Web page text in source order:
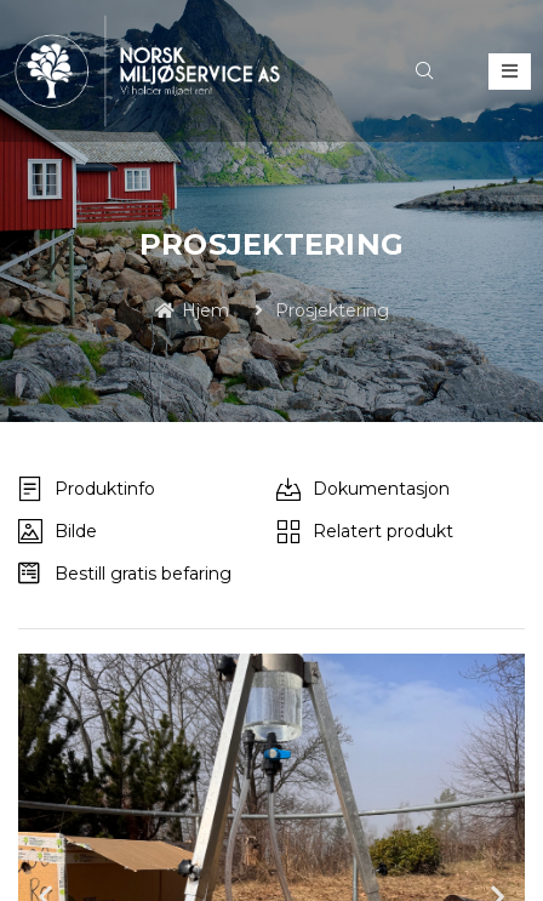
PROSJEKTERING
Hjem Prosjektering
Produktinfo
Dokumentasjon
Bilde
Relatert produkt
Bestill gratis befaring